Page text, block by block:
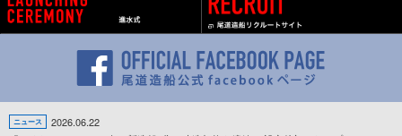
ニュース
2026.06.22